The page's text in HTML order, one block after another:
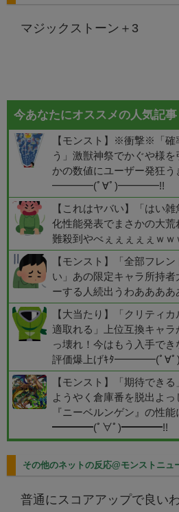
マジックストーン＋3
今あなたにオススメの人気記事
【モンスト】※衝撃※「確
う」激獣神祭でかぐや様
かの数値にユーザー発狂う
━━━━(ﾟ∀ﾟ)━━━━!!
【これはヤバい】「はい
化性能発表でまさかの大
難殺到やべぇぇぇぇぇｗｗ
【モンスト】「全部フレ
い」あの限定キャラ所持
ーする人続出うわあああ
【大当たり】「クリティ
適取れる」上位互換キャ
っ壊れ！今はもう入手で
評価爆上げｷﾀ━━━━(ﾟ
【モンスト】「期待でき
ようやく倉庫番を脱出よ
『ニーベルンゲン』の性
━━━━(ﾟ∀ﾟ)━━━━!!
その他のネットの反応@モンストニュ
普通にスコアアップで良い